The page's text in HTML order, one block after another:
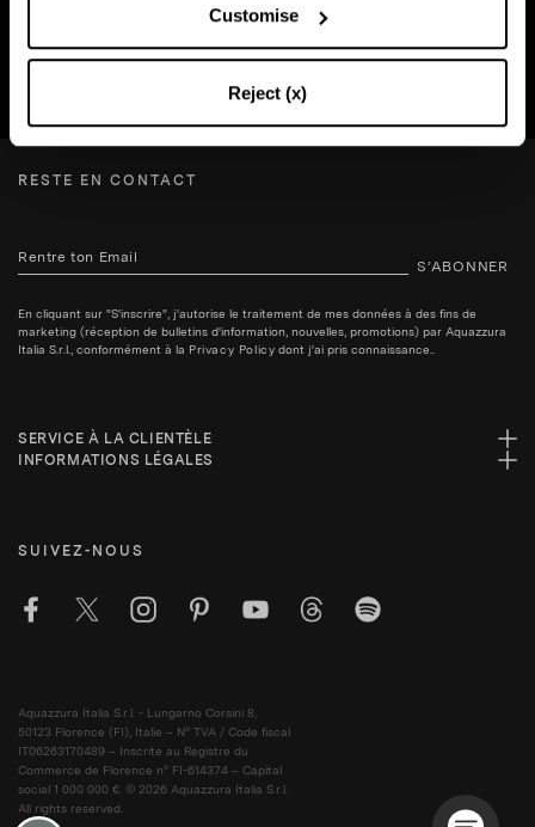
Customise
Reject (x)
RESTE EN CONTACT
S’ABONNER
En cliquant sur "S'inscrire", j'autorise le traitement de mes données à des fins de
marketing (réception de bulletins d'information, nouvelles, promotions) par Aquazzura
Italia S.r.l., conformément à la Privacy Policy dont j'ai pris connaissance..
SERVICE À LA CLIENTÈLE
INFORMATIONS LÉGALES
SUIVEZ-NOUS
Aquazzura Italia S.r.l. - Lungarno Corsini 8,
50123 Florence (FI), Italie – N° TVA / Code fiscal
IT06263170489 – Inscrite au Registre du
Commerce de Florence n° FI-614374 – Capital
social 1 000 000 €. © 2026 Aquazzura Italia S.r.l.
All rights reserved.